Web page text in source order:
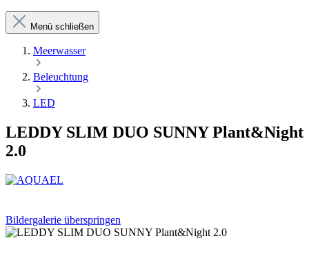
Menü schließen
Meerwasser
Beleuchtung
LED
LEDDY SLIM DUO SUNNY Plant&Night
2.0
Bildergalerie überspringen